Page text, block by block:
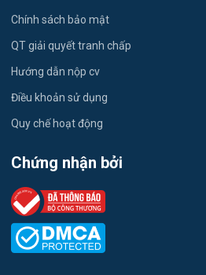
Tester
Đầu Bếp
Tiếng Trung
Tiếng Hàn
Tiếng Anh
Việc làm Trường Thành
Việc làm Đông Hiệp
Việc làm Trung Hưng
Việc làm Thạnh An
Việc làm Thạnh Quới
Việc làm Hòa Lưu
Chính sách bảo mật
QT giải quyết tranh chấp
Hướng dẫn nộp cv
Điều khoản sử dụng
Quy chế hoạt động
Chứng nhận bởi